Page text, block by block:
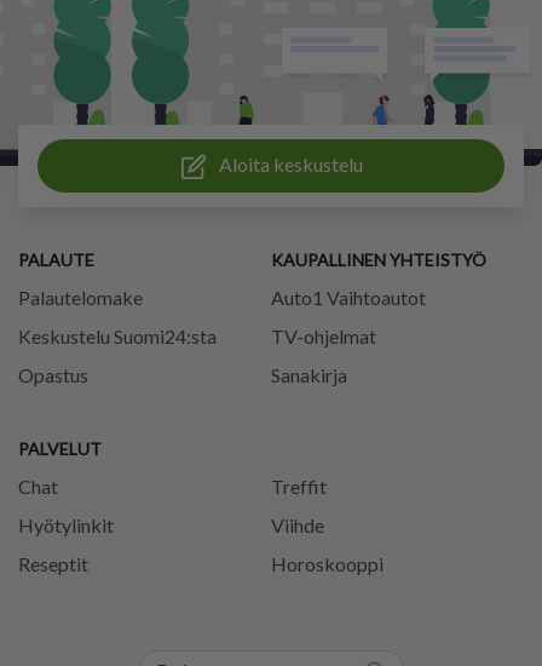
Aloita keskustelu
PALAUTE
Palautelomake
Keskustelu Suomi24:sta
Opastus
PALVELUT
Chat
Treffit
Hyötylinkit
Viihde
Reseptit
Horoskooppi
KAUPALLINEN YHTEISTYÖ
Auto1 Vaihtoautot
TV-ohjelmat
Sanakirja